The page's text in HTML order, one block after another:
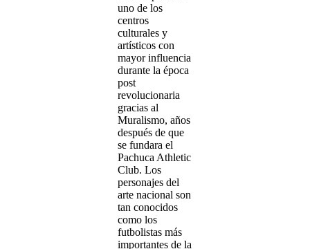
uno de los
centros
culturales y
artísticos con
mayor influencia
durante la época
post
revolucionaria
gracias al
Muralismo, años
después de que
se fundara el
Pachuca Athletic
Club. Los
personajes del
arte nacional son
tan conocidos
como los
futbolistas más
importantes de la